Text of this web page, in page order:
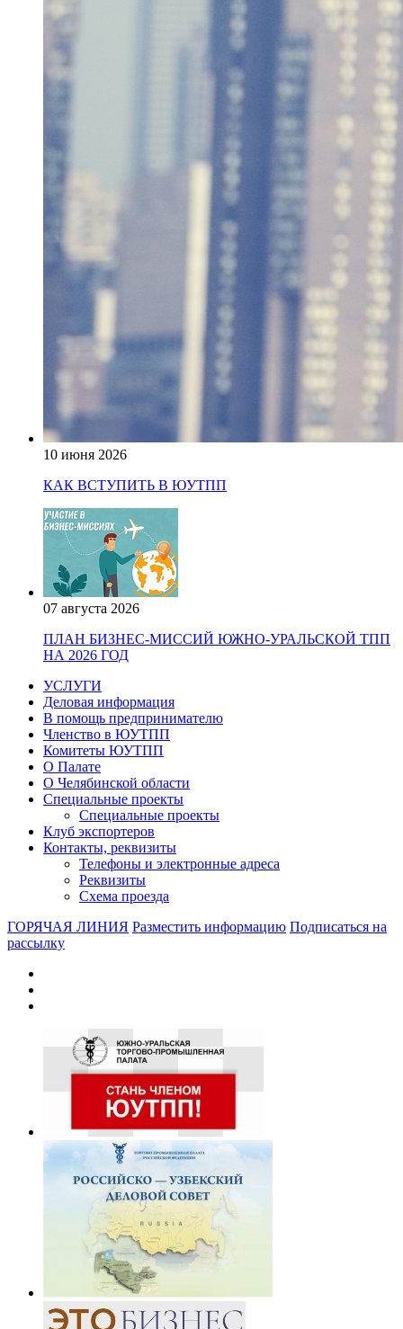
10 июня 2026
КАК ВСТУПИТЬ В ЮУТПП
07 августа 2026
ПЛАН БИЗНЕС-МИССИЙ ЮЖНО-УРАЛЬСКОЙ ТПП
НА 2026 ГОД
УСЛУГИ
Деловая информация
В помощь предпринимателю
Членство в ЮУТПП
Комитеты ЮУТПП
О Палате
О Челябинской области
Специальные проекты
Специальные проекты
Клуб экспортеров
Контакты, реквизиты
Телефоны и электронные адреса
Реквизиты
Схема проезда
ГОРЯЧАЯ ЛИНИЯ Разместить информацию Подписаться на
рассылку